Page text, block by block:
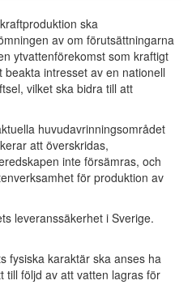
ska
av om förutsättningarna
ytvattenförekomst som kraftigt
beakta intresset av en nationell
vilket ska bidra till att
huvudavrinningsområdet
att överskridas,
inte försämras, och
för produktion av
leveranssäkerhet i Sverige.
fysiska karaktär ska anses ha
till följd av att vatten lagras för